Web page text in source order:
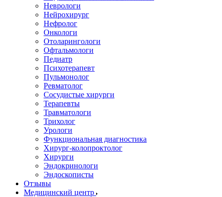
Неврологи
Нейрохирург
Нефролог
Онкологи
Отоларингологи
Офтальмологи
Педиатр
Психотерапевт
Пульмонолог
Ревматолог
Сосудистые хирурги
Терапевты
Травматологи
Трихолог
Урологи
Функциональная диагностика
Хирург-колопроктолог
Хирурги
Эндокринологи
Эндоскописты
Отзывы
Медицинский центр